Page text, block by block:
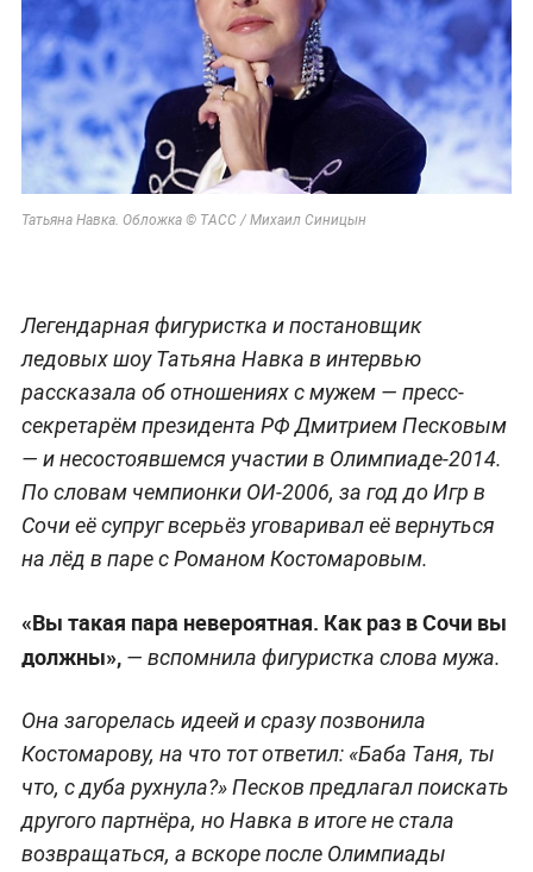
Татьяна Навка. Обложка © ТАСС / Михаил Синицын
Легендарная фигуристка и постановщик
ледовых шоу Татьяна Навка в интервью
рассказала об отношениях с мужем — пресс-
секретарём президента РФ Дмитрием Песковым
— и несостоявшемся участии в Олимпиаде-2014.
По словам чемпионки ОИ-2006, за год до Игр в
Сочи её супруг всерьёз уговаривал её вернуться
на лёд в паре с Романом Костомаровым.
«Вы такая пара невероятная. Как раз в Сочи вы
должны»,— вспомнила фигуристка слова мужа.
Она загорелась идеей и сразу позвонила
Костомарову, на что тот ответил: «Баба Таня, ты
что, с дуба рухнула?» Песков предлагал поискать
другого партнёра, но Навка в итоге не стала
возвращаться, а вскоре после Олимпиады